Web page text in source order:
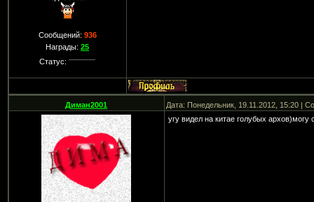
Сообщений: 936
Награды: 25
Статус:
Диман2001 Дата: Понедельник, 19.11.2012, 15:20 |
угу видел на китае голубых